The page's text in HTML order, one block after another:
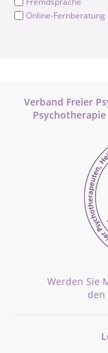
Online-Fernberatung
Verband Freier
Werden Sie
den